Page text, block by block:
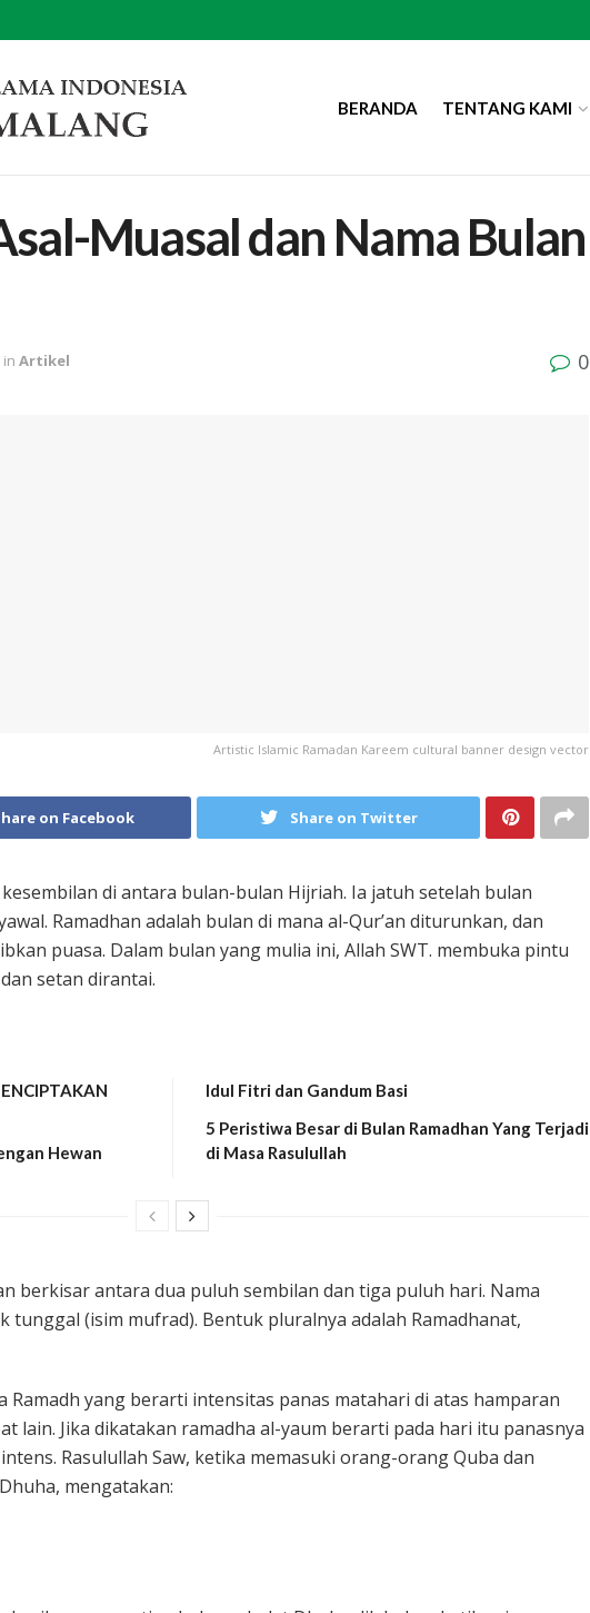
BERANDA TENTANG KAMI
Muasal dan Nama Bulan
in Artikel 0
Artistic Islamic Ramadan Kareem cultural banner design vector
on Facebook Share on Twitter
di antara bulan-bulan Hijriah. Ia jatuh setelah bulan
Ramadhan adalah bulan di mana al-Qur’an diturunkan, dan
puasa. Dalam bulan yang mulia ini, Allah SWT. membuka pintu
setan dirantai.
Hewan
Idul Fitri dan Gandum Basi
5 Peristiwa Besar di Bulan Ramadhan Yang Terjadi
di Masa Rasulullah
berkisar antara dua puluh sembilan dan tiga puluh hari. Nama
tunggal (isim mufrad). Bentuk pluralnya adalah Ramadhanat,
Ramadh yang berarti intensitas panas matahari di atas hamparan
lain. Jika dikatakan ramadha al-yaum berarti pada hari itu panasnya
Rasulullah Saw, ketika memasuki orang-orang Quba dan
mengatakan: